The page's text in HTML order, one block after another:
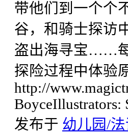
带他们到一个个
谷，和骑士探访
盗出海寻宝……
探险过程中体验
http://
发布于 幼儿园/